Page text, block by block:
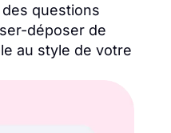
questions
déposer de
au style de votre